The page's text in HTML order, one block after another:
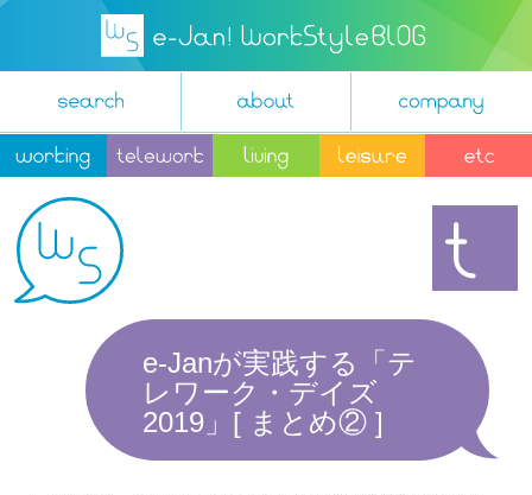
e-Janが実践する「テ
レワーク・デイズ
2019」[ まとめ② ]